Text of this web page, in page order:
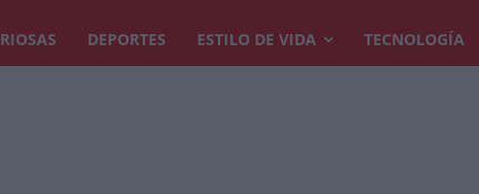
DEPORTES ESTILO DE VIDA TECNOLOGÍA